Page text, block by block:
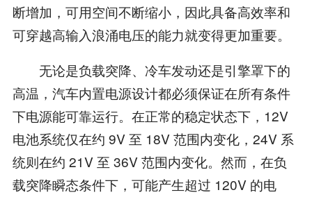
断增加，可用空间不断缩小，因此具备高效率和
可穿越高输入浪涌电压的能力就变得更加重要。
无论是负载突降、冷车发动还是引擎罩下的
高温，汽车内置电源设计都必须保证在所有条件
下电源能可靠运行。在正常的稳定状态下，12V
电池系统仅在约 9V 至 18V 范围内变化，24V 系
统则在约 21V 至 36V 范围内变化。然而，在负
载突降瞬态条件下，可能产生超过 120V 的电